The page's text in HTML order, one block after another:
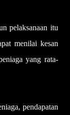
pelaksanaan itu
menilai kesan
yang rata-
pendapatan